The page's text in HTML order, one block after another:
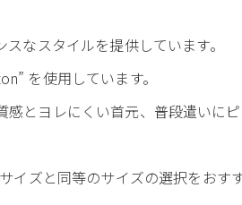
なスタイルを提供しています。
を使用しています。
とヨレにくい首元、普段遣いにピ
ズと同等のサイズの選択をおすす